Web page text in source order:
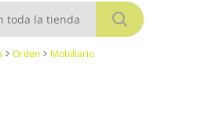
Buscar
Orden Mobiliario